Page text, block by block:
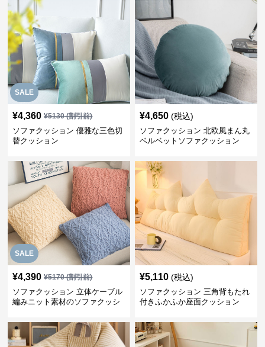
SALE
¥4,360 ¥5130(割引前)
ソファクッション 優雅な三色切
替クッション
¥4,650 (税込)
ソファクッション 北欧風まん丸
ベルベットソファクッション
SALE
¥4,390 ¥5170(割引前)
ソファクッション 立体ケーブル
編みニット素材のソファクッシ
¥5,110 (税込)
ソファクッション 三角背もたれ
付きふかふか座面クッション